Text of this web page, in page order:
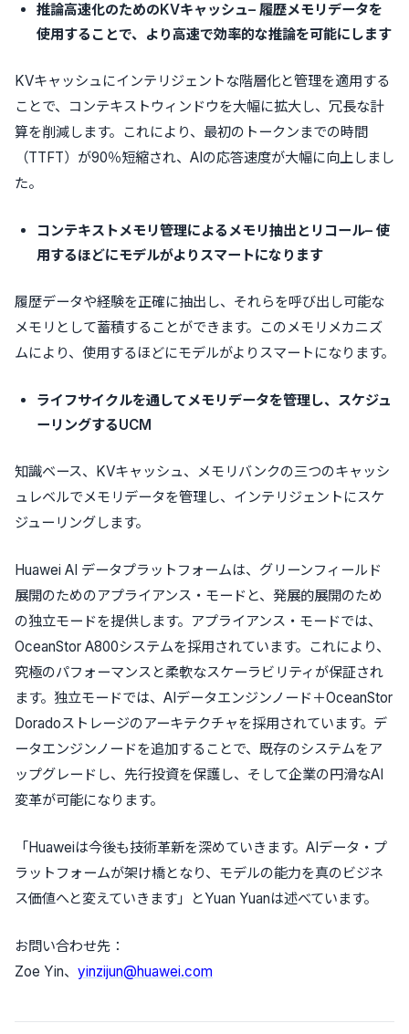
推論高速化のためのKVキャッシュ– 履歴メモリデータを
使用することで、より高速で効率的な推論を可能にします
KVキャッシュにインテリジェントな階層化と管理を適用する
ことで、コンテキストウィンドウを大幅に拡大し、冗長な計
算を削減します。これにより、最初のトークンまでの時間
（TTFT）が90％短縮され、AIの応答速度が大幅に向上しまし
た。
コンテキストメモリ管理によるメモリ抽出とリコール– 使
用するほどにモデルがよりスマートになります
履歴データや経験を正確に抽出し、それらを呼び出し可能な
メモリとして蓄積することができます。このメモリメカニズ
ムにより、使用するほどにモデルがよりスマートになります。
ライフサイクルを通してメモリデータを管理し、スケジュ
ーリングするUCM
知識ベース、KVキャッシュ、メモリバンクの三つのキャッシ
ュレベルでメモリデータを管理し、インテリジェントにスケ
ジューリングします。
Huawei AI データプラットフォームは、グリーンフィールド
展開のためのアプライアンス・モードと、発展的展開のため
の独立モードを提供します。アプライアンス・モードでは、
OceanStor A800システムを採用されています。これにより、
究極のパフォーマンスと柔軟なスケーラビリティが保証され
ます。独立モードでは、AIデータエンジンノード＋OceanStor
Doradoストレージのアーキテクチャを採用されています。デ
ータエンジンノードを追加することで、既存のシステムをア
ップグレードし、先行投資を保護し、そして企業の円滑なAI
変革が可能になります。
「Huaweiは今後も技術革新を深めていきます。AIデータ・プ
ラットフォームが架け橋となり、モデルの能力を真のビジネ
ス価値へと変えていきます」とYuan Yuanは述べています。
お問い合わせ先：
Zoe Yin、 yinzijun@huawei.com